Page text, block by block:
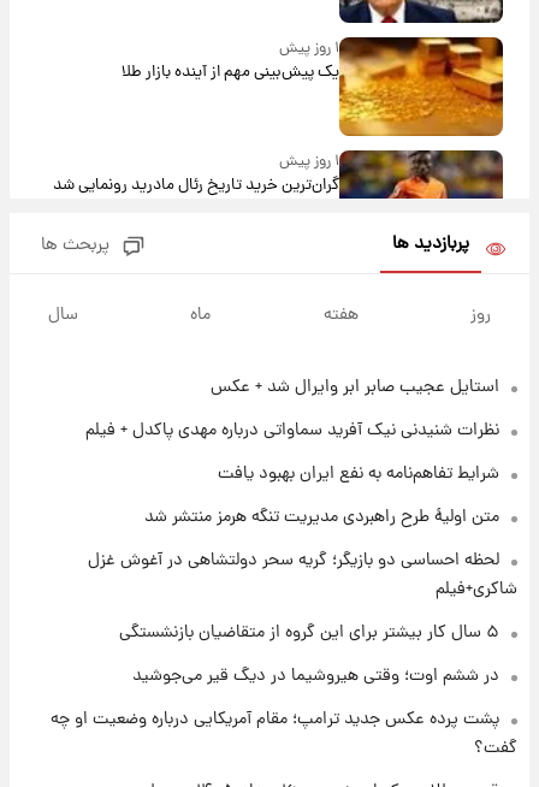
۱ روز پیش
یک پیش‌بینی مهم از آینده بازار طلا
۱ روز پیش
گران‌ترین خرید تاریخ رئال مادرید رونمایی شد
روزها پربارش‌تر خواهند بود؟
۱ روز پیش
شد؛ تیکدری، محبی و سرگیف با اعداد ویژه
جزئیات فعال‌سازی «کیف پول ایران» اعلام
شد+فیلم
تغییر تند قیمت محصولات ایران‌خودرو و سایپا
امروز پنجشنبه ۱۵ مرداد ۱۴۰۵ +جدول
۱ روز پیش
پربازدید ها پربحث ها
روز هفته ماه سال
استایل عجیب صابر ابر وایرال شد + عکس
نظرات شنیدنی نیک آفرید سماواتی درباره مهدی پاکدل + فیلم
شرایط تفاهم‌نامه به نفع ایران بهبود یافت
متن اولیۀ طرح راهبردی مدیریت تنگه هرمز منتشر شد
لحظه احساسی دو بازیگر؛ گریه سحر دولتشاهی در آغوش غزل
شاکری+فیلم
۵ سال کار بیشتر برای این گروه از متقاضیان بازنشستگی
در ششم اوت؛ وقتی هیروشیما در دیگ قیر می‌جوشید
پشت پرده عکس جدید ترامپ؛ مقام آمریکایی درباره وضعیت او چه
گفت؟